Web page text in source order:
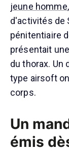
jeune homme
d'activités de
pénitentiaire
présentait
du thorax. Un
type airsoft
corps.
Un
émis